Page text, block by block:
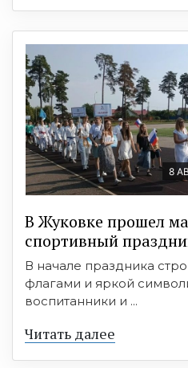
8
В Жуковке прошел
спортивный
В начале праздника
флагами и яркой
воспитанники и ...
Читать далее